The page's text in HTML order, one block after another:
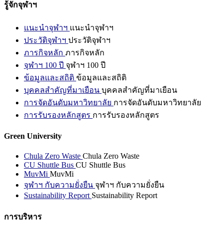
รู้จักจุฬาฯ
แนะนำจุฬาฯ แนะนำจุฬาฯ
ประวัติจุฬาฯ ประวัติจุฬาฯ
ภารกิจหลัก ภารกิจหลัก
จุฬาฯ 100 ปี จุฬาฯ 100 ปี
ข้อมูลและสถิติ ข้อมูลและสถิติ
บุคคลสำคัญที่มาเยือน บุคคลสำคัญที่มาเยือน
การจัดอันดับมหาวิทยาลัย การจัดอันดับมหาวิทยาลัย
การรับรองหลักสูตร การรับรองหลักสูตร
Green University
Chula Zero Waste Chula Zero Waste
CU Shuttle Bus CU Shuttle Bus
MuvMi MuvMi
จุฬาฯ กับความยั่งยืน จุฬาฯ กับความยั่งยืน
Sustainability Report Sustainability Report
การบริหาร